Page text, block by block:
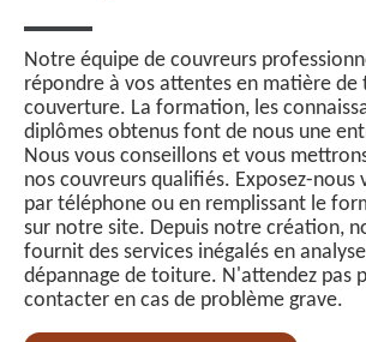
Notre équipe de couvreurs
répondre à vos attentes en matière de
couverture. La formation, les
diplômes obtenus font de nous une
Nous vous conseillons et vous
nos couvreurs qualifiés. Exposez-
par téléphone ou en remplissant le
sur notre site. Depuis notre création,
fournit des services inégalés en
dépannage de toiture. N'attendez pas
contacter en cas de problème grave.